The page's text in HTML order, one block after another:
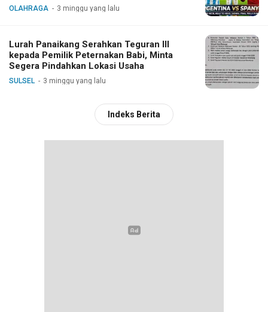
OLAHRAGA 3 minggu yang lalu
Lurah Panaikang Serahkan Teguran III
kepada Pemilik Peternakan Babi, Minta
Segera Pindahkan Lokasi Usaha
SULSEL 3 minggu yang lalu
Indeks Berita